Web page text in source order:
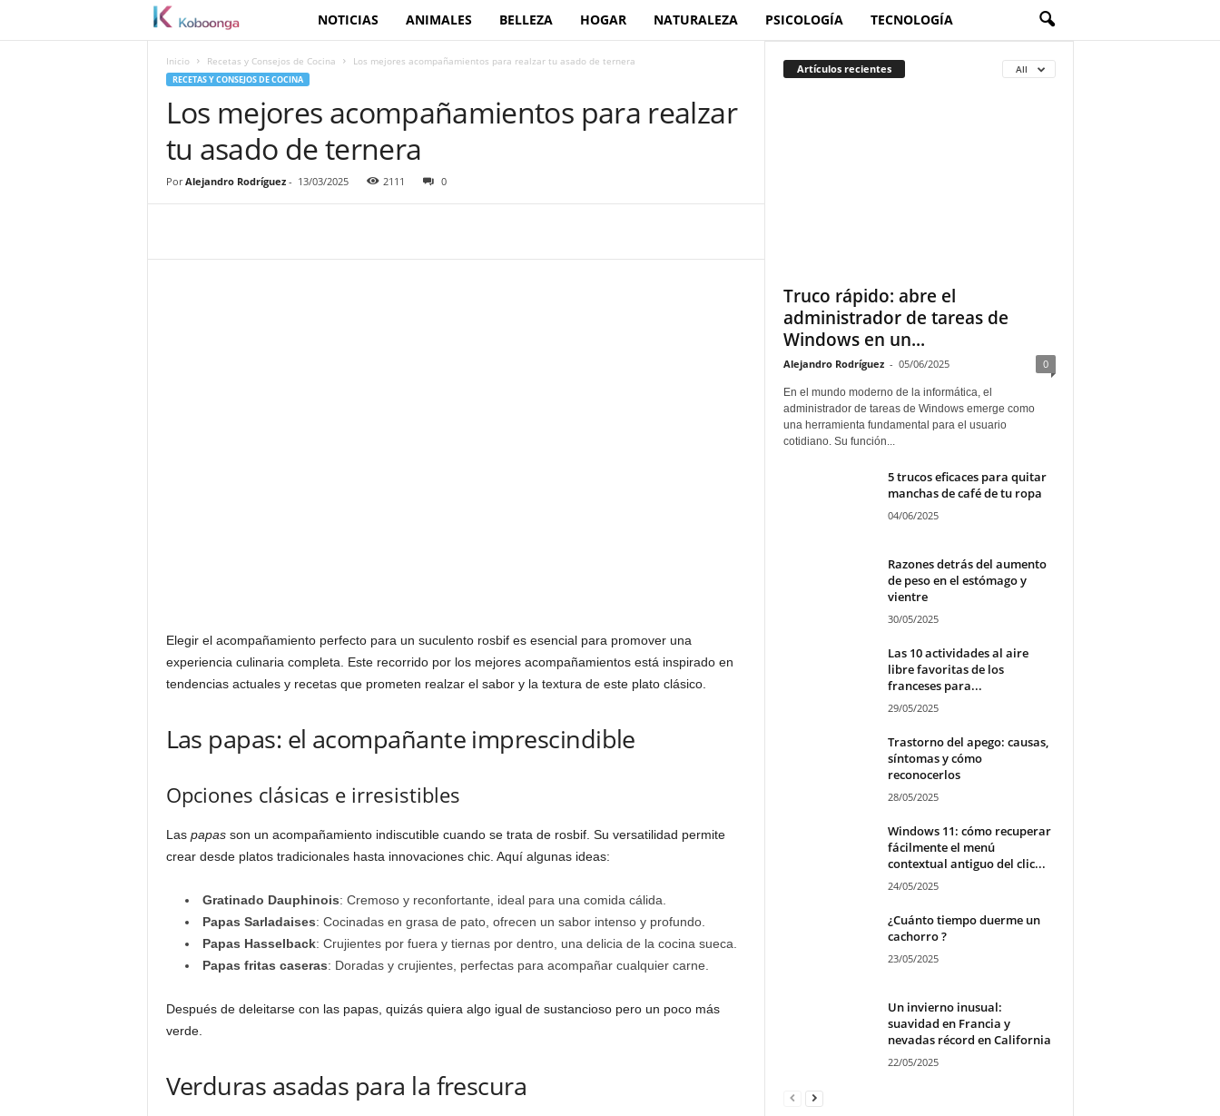
o
o
g
NOTICIAS ANIMALES BELLEZA HOGAR NATURALEZA PSICOLOGÍA TECNOLOGÍA
Inicio Recetas y Consejos de Cocina Los mejores acompañamientos para realzar tu asado de ternera
RECETAS Y CONSEJOS DE COCINA
Los mejores acompañamientos para realzar
tu asado de ternera
Por Alejandro Rodríguez- 13/03/2025 2111 0
Elegir el acompañamiento perfecto para un suculento rosbif es esencial para promover una
experiencia culinaria completa. Este recorrido por los mejores acompañamientos está inspirado en
tendencias actuales y recetas que prometen realzar el sabor y la textura de este plato clásico.
Las papas: el acompañante imprescindible
Opciones clásicas e irresistibles
Las papasson un acompañamiento indiscutible cuando se trata de rosbif. Su versatilidad permite
crear desde platos tradicionales hasta innovaciones chic. Aquí algunas ideas:
Gratinado Dauphinois: Cremoso y reconfortante, ideal para una comida cálida.
Papas Sarladaises: Cocinadas en grasa de pato, ofrecen un sabor intenso y profundo.
Papas Hasselback: Crujientes por fuera y tiernas por dentro, una delicia de la cocina sueca.
Papas fritas caseras: Doradas y crujientes, perfectas para acompañar cualquier carne.
Después de deleitarse con las papas, quizás quiera algo igual de sustancioso pero un poco más
verde.
Verduras asadas para la frescura
Artículos recientes All
Truco rápido: abre el
administrador de tareas de
Windows en un...
Alejandro Rodríguez - 05/06/2025 0
En el mundo moderno de la informática, el
administrador de tareas de Windows emerge como
una herramienta fundamental para el usuario
cotidiano. Su función...
5 trucos eficaces para quitar
manchas de café de tu ropa
04/06/2025
Razones detrás del aumento
de peso en el estómago y
vientre
30/05/2025
Las 10 actividades al aire
libre favoritas de los
franceses para...
29/05/2025
Trastorno del apego: causas,
síntomas y cómo
reconocerlos
28/05/2025
Windows 11: cómo recuperar
fácilmente el menú
contextual antiguo del clic...
24/05/2025
¿Cuánto tiempo duerme un
cachorro ?
23/05/2025
Un invierno inusual:
suavidad en Francia y
nevadas récord en California
22/05/2025